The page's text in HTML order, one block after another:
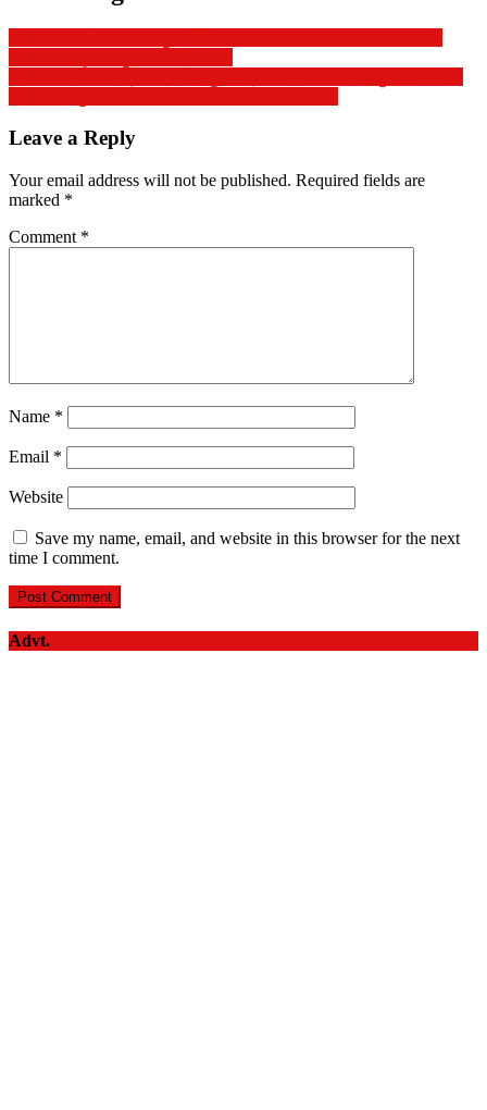
Leave a Reply
Your email address will not be published. Required fields are
marked *
Comment *
Name *
Email *
Website
Save my name, email, and website in this browser for the next
time I comment.
Advt.